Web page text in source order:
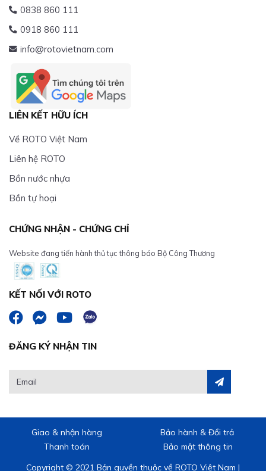
0838 860 111
0918 860 111
info@rotovietnam.com
LIÊN KẾT HỮU ÍCH
Về ROTO Việt Nam
Liên hệ ROTO
Bồn nước nhựa
Bồn tự hoại
CHỨNG NHẬN - CHỨNG CHỈ
Website đang tiến hành thủ tục thông báo Bộ Công Thương
KẾT NỐI VỚI ROTO
ĐĂNG KÝ NHẬN TIN
Giao & nhận hàng
Bảo hành & Đổi trả
Thanh toán
Bảo mật thông tin
Copyright © 2021 Bản quyền thuộc về ROTO Việt Nam |